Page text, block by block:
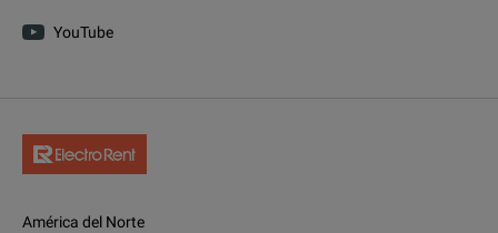
YouTube
América del Norte